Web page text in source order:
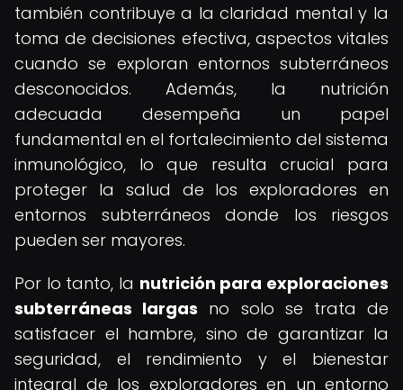
también contribuye a la claridad mental y la
toma de decisiones efectiva, aspectos vitales
cuando se exploran entornos subterráneos
desconocidos. Además, la nutrición
adecuada desempeña un papel
fundamental en el fortalecimiento del sistema
inmunológico, lo que resulta crucial para
proteger la salud de los exploradores en
entornos subterráneos donde los riesgos
pueden ser mayores.
Por lo tanto, la nutrición para exploraciones
subterráneas largas no solo se trata de
satisfacer el hambre, sino de garantizar la
seguridad, el rendimiento y el bienestar
integral de los exploradores en un entorno